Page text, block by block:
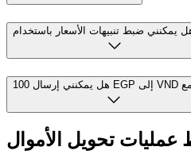
عمليات تحويل الأموال